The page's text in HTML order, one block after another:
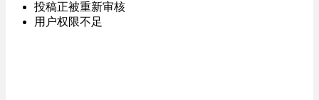
投稿正被重新审核
用户权限不足